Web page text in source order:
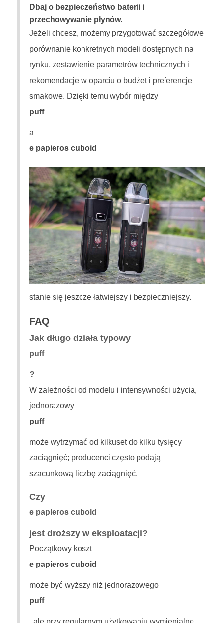
Dbaj o bezpieczeństwo baterii i
przechowywanie płynów.
Jeżeli chcesz, możemy przygotować szczegółowe
porównanie konkretnych modeli dostępnych na
rynku, zestawienie parametrów technicznych i
rekomendacje w oparciu o budżet i preferencje
smakowe. Dzięki temu wybór między
puff
a
e papieros cuboid
stanie się jeszcze łatwiejszy i bezpieczniejszy.
FAQ
Jak długo działa typowy
puff
?
W zależności od modelu i intensywności użycia,
jednorazowy
puff
może wytrzymać od kilkuset do kilku tysięcy
zaciągnięć; producenci często podają
szacunkową liczbę zaciągnięć.
Czy
e papieros cuboid
jest droższy w eksploatacji?
Początkowy koszt
e papieros cuboid
może być wyższy niż jednorazowego
puff
, ale przy regularnym użytkowaniu wymienialne